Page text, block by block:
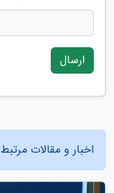
ارسال
اخبار و مقالات مرتبط